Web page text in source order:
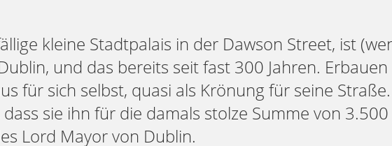
kleine Stadtpalais in der Dawson Street, ist
und das bereits seit fast 300 Jahren.
für sich selbst, quasi als Krönung für seine
sie ihn für die damals stolze Summe von
Lord Mayor von Dublin.